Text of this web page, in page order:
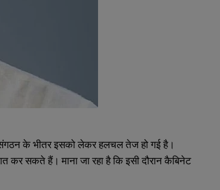
संगठन के भीतर इसको लेकर हलचल तेज हो गई है।
कर सकते हैं। माना जा रहा है कि इसी दौरान कैबिनेट